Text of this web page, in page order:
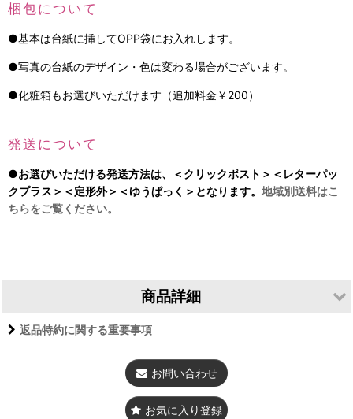
梱包について
●基本は台紙に挿してOPP袋にお入れします。
●写真の台紙のデザイン・色は変わる場合がございます。
●化粧箱もお選びいただけます（追加料金￥200）
発送について
●お選びいただける発送方法は、 ＜クリックポスト＞ ＜レターパッ
クプラス＞ ＜定形外＞ ＜ゆうぱっく＞となります。 地域別送料はこ
ちらをご覧ください。
商品詳細
素
材
●アクリル3mm前後（素材により異なる）
返品特約に関する重要事項
お問い合わせ
お気に入り登録